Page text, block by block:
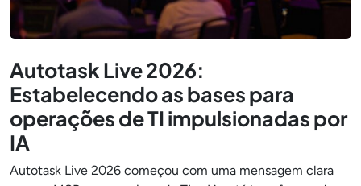
Autotask Live 2026:
Estabelecendo as bases para
operações de TI impulsionadas por
IA
Autotask Live 2026 começou com uma mensagem clara